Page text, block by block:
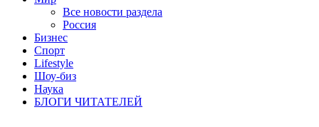
Все новости раздела
Россия
Бизнес
Спорт
Lifestyle
Шоу-биз
Наука
БЛОГИ ЧИТАТЕЛЕЙ